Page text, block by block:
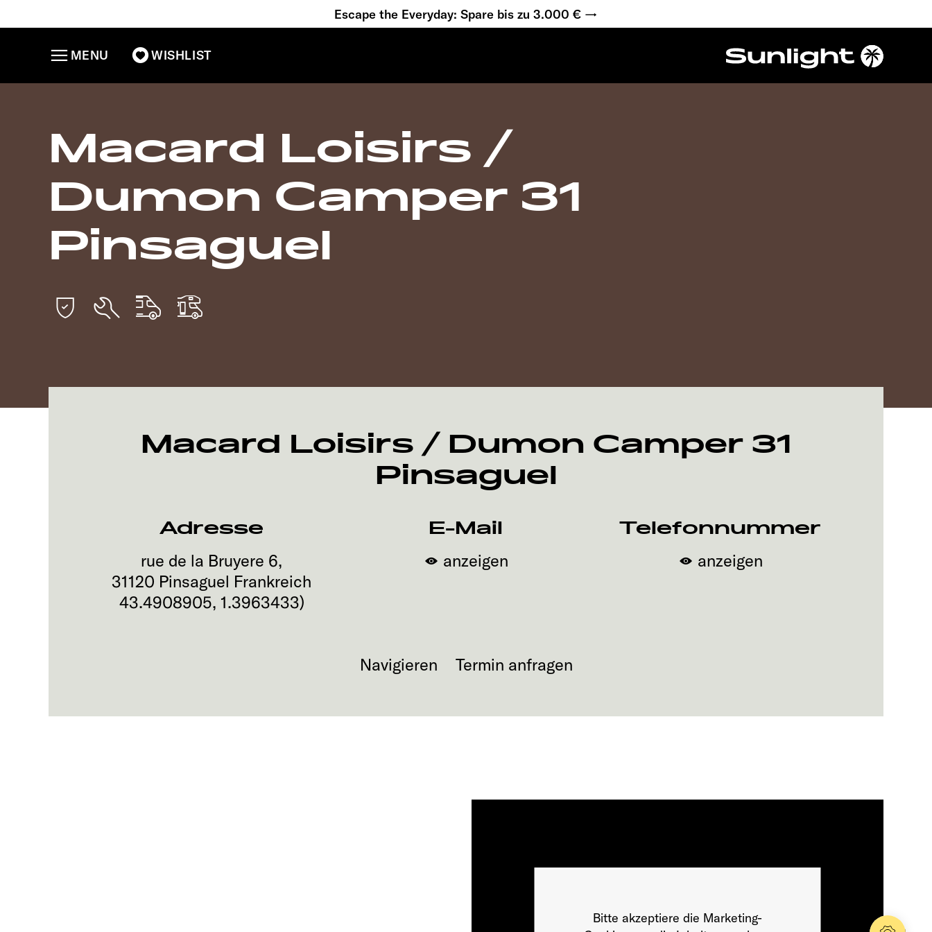
Escape the Everyday: Spare bis zu 3.000 € →
WISHLIST
MENU
Macard Loisirs /
Dumon Camper 31
Pinsaguel
Macard Loisirs / Dumon Camper 31
Pinsaguel
Adresse
rue de la Bruyere 6,
31120 Pinsaguel Frankreich
43.4908905, 1.3963433)
E-Mail
anzeigen
Telefonnummer
anzeigen
Navigieren Termin anfragen
Bitte akzeptiere die Marketing-